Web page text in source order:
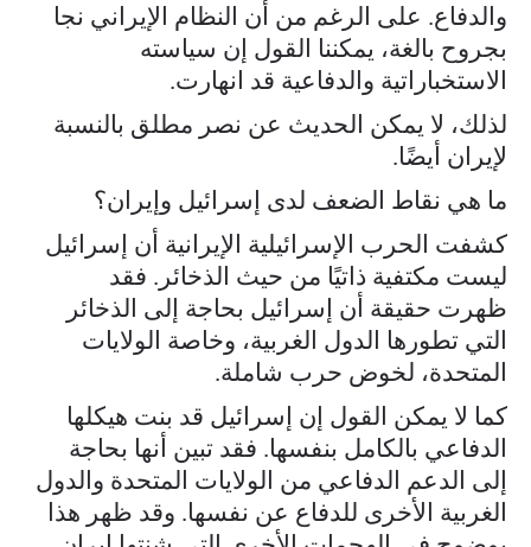
والدفاع. على الرغم من أن النظام الإيراني نجا
بجروح بالغة، يمكننا القول إن سياسته
الاستخباراتية والدفاعية قد انهارت.
لذلك، لا يمكن الحديث عن نصر مطلق بالنسبة
لإيران أيضًا.
ما هي نقاط الضعف لدى إسرائيل وإيران؟
كشفت الحرب الإسرائيلية الإيرانية أن إسرائيل
ليست مكتفية ذاتيًا من حيث الذخائر. فقد
ظهرت حقيقة أن إسرائيل بحاجة إلى الذخائر
التي تطورها الدول الغربية، وخاصة الولايات
المتحدة، لخوض حرب شاملة.
كما لا يمكن القول إن إسرائيل قد بنت هيكلها
الدفاعي بالكامل بنفسها. فقد تبين أنها بحاجة
إلى الدعم الدفاعي من الولايات المتحدة والدول
الغربية الأخرى للدفاع عن نفسها. وقد ظهر هذا